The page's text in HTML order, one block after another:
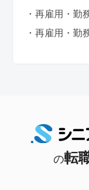
・再雇用・勤
・再雇用・勤
の転